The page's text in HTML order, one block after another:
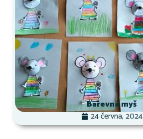
Barevná myš
24 června, 2024